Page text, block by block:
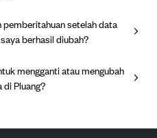
setelah data
berhasil diubah?
mengganti atau mengubah
Pluang?